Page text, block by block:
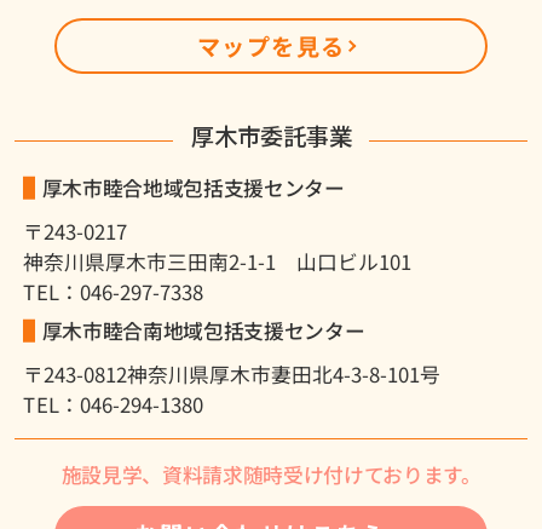
５．個人情報保護の継続的改善
上記の取組を継続し発展させるために、規定を
する活動をいたします。
この個人情報保護方針は要望に応じて紙面でも
公表いたします。
理事長
マップを見る
厚木市委託事業
厚木市睦合地域包括支援センター
〒243-0217
神奈川県厚木市三田南2-1-1 山口ビル101
TEL：046-297-7338
厚木市睦合南地域包括支援センター
〒243-0812神奈川県厚木市妻田北4-3-8-101号
TEL：046-294-1380
施設見学、資料請求随時受け付けております。